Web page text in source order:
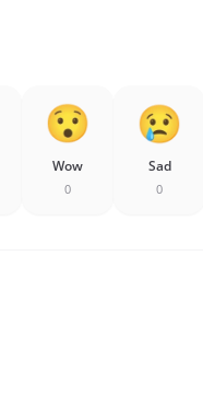
Wow
0
Sad
0